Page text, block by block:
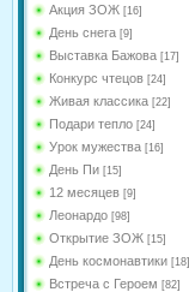
Акция ЗОЖ [16]
День снега [9]
Выставка Бажова [17]
Конкурс чтецов [24]
Живая классика [22]
Подари тепло [24]
Урок мужества [16]
День Пи [15]
12 месяцев [9]
Леонардо [98]
Открытие ЗОЖ [15]
День космонавтики [18]
Встреча с Героем [82]